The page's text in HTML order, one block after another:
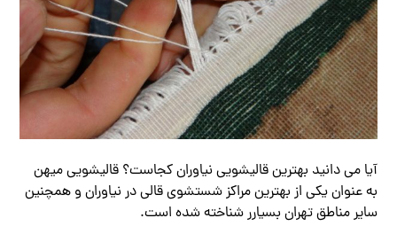
آیا می دانید بهترین قالیشویی نیاوران کجاست؟ قالیشویی میهن
به عنوان یکی از بهترین مراکز شستشوی قالی در نیاوران و همچنین
سایر مناطق تهران بسیارر شناخته شده است.